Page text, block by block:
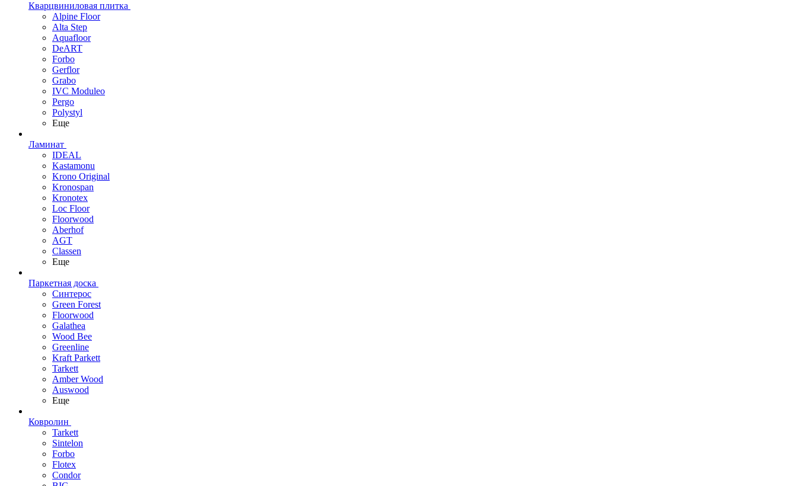
Кварцвиниловая плитка
Alpine Floor
Alta Step
Aquafloor
DeART
Forbo
Gerflor
Grabo
IVC Moduleo
Pergo
Polystyl
Еще
Ламинат
IDEAL
Kastamonu
Krono Original
Kronospan
Kronotex
Loc Floor
Floorwood
Aberhof
AGT
Classen
Еще
Паркетная доска
Синтерос
Green Forest
Floorwood
Galathea
Wood Bee
Greenline
Kraft Parkett
Tarkett
Amber Wood
Auswood
Еще
Ковролин
Tarkett
Sintelon
Forbo
Flotex
Condor